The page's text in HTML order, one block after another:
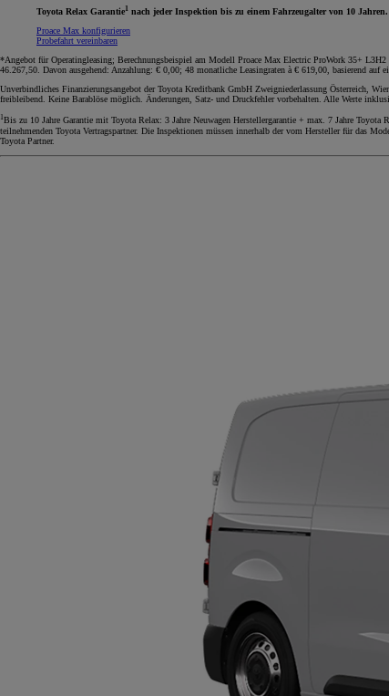
Toyota Relax Garantie1 nach jeder Inspektion bis zu einem Fahrzeugalter von 10 Jahren.
Proace Max konfigurieren
Probefahrt vereinbaren
*Angebot für Operatingleasing; Berechnungsbeispiel am Modell Proace Max Electric ProWork 35+
46.267,50. Davon ausgehend: Anzahlung: € 0,00; 48 monatliche Leasingraten à € 619,00, basierend
Unverbindliches Finanzierungsangebot der Toyota Kreditbank GmbH Zweigniederlassung Österreich,
freibleibend. Keine Barablöse möglich. Änderungen, Satz- und Druckfehler vorbehalten. Alle Werte
1Bis zu 10 Jahre Garantie mit Toyota Relax: 3 Jahre Neuwagen Herstellergarantie + max. 7 Jahre
teilnehmenden Toyota Vertragspartner. Die Inspektionen müssen innerhalb der vom Hersteller für das
Toyota Partner.